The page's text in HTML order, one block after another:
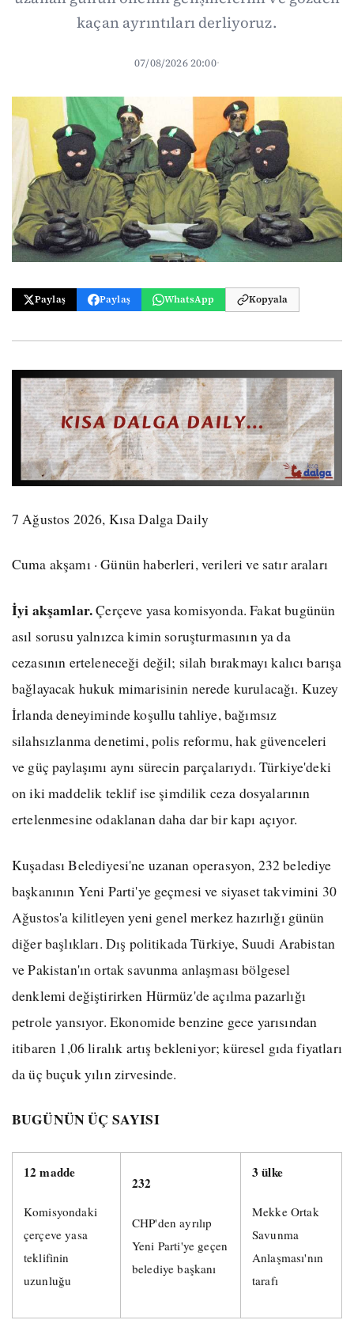
kaçan ayrıntıları derliyoruz.
07/08/2026 20:00·
Paylaş Paylaş WhatsApp Kopyala
7 Ağustos 2026, Kısa Dalga Daily
Cuma akşamı · Günün haberleri, verileri ve satır araları
İyi akşamlar.Çerçeve yasa komisyonda. Fakat bugünün
asıl sorusu yalnızca kimin soruşturmasının ya da
cezasının erteleneceği değil; silah bırakmayı kalıcı barışa
bağlayacak hukuk mimarisinin nerede kurulacağı. Kuzey
İrlanda deneyiminde koşullu tahliye, bağımsız
silahsızlanma denetimi, polis reformu, hak güvenceleri
ve güç paylaşımı aynı sürecin parçalarıydı. Türkiye'deki
on iki maddelik teklif ise şimdilik ceza dosyalarının
ertelenmesine odaklanan daha dar bir kapı açıyor.
Kuşadası Belediyesi'ne uzanan operasyon, 232 belediye
başkanının Yeni Parti'ye geçmesi ve siyaset takvimini 30
Ağustos'a kilitleyen yeni genel merkez hazırlığı günün
diğer başlıkları. Dış politikada Türkiye, Suudi Arabistan
ve Pakistan'ın ortak savunma anlaşması bölgesel
denklemi değiştirirken Hürmüz'de açılma pazarlığı
petrole yansıyor. Ekonomide benzine gece yarısından
itibaren 1,06 liralık artış bekleniyor; küresel gıda fiyatları
da üç buçuk yılın zirvesinde.
BUGÜNÜN ÜÇ SAYISI
12 madde
Komisyondaki
çerçeve yasa
teklifinin
uzunluğu
232
CHP'den ayrılıp
Yeni Parti'ye geçen
belediye başkanı
3 ülke
Mekke Ortak
Savunma
Anlaşması'nın
tarafı